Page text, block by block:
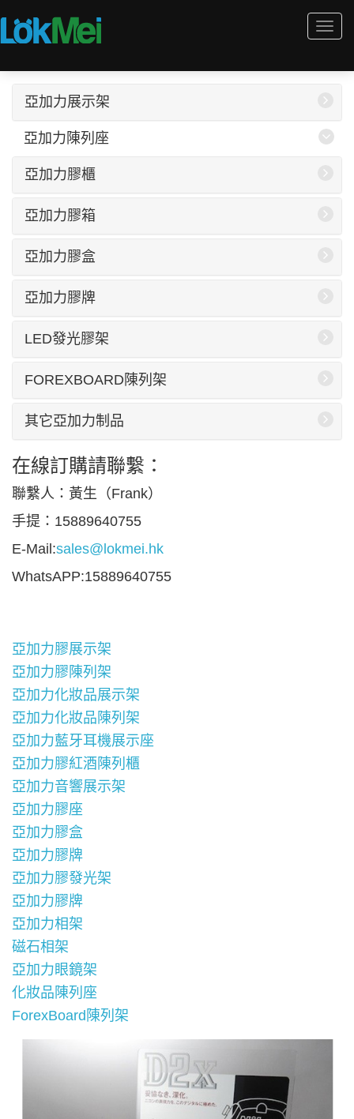
亞加力展示架
亞加力陳列座
亞加力膠櫃
亞加力膠箱
亞加力膠盒
亞加力膠牌
LED發光膠架
FOREXBOARD陳列架
其它亞加力制品
在線訂購請聯繫：
聯繫人：黃生（Frank）
手提：15889640755
E-Mail:sales@lokmei.hk
WhatsAPP:15889640755
亞加力膠展示架
亞加力膠陳列架
亞加力化妝品展示架
亞加力化妝品陳列架
亞加力藍牙耳機展示座
亞加力膠紅酒陳列櫃
亞加力音響展示架
亞加力膠座
亞加力膠盒
亞加力膠牌
亞加力膠發光架
亞加力膠牌
亞加力相架
磁石相架
亞加力眼鏡架
化妝品陳列座
ForexBoard陳列架